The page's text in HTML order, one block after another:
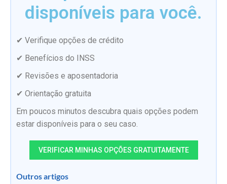
disponíveis para você.
✔ Verifique opções de crédito
✔ Benefícios do INSS
✔ Revisões e aposentadoria
✔ Orientação gratuita
Em poucos minutos descubra quais opções podem
estar disponíveis para o seu caso.
VERIFICAR MINHAS OPÇÕES GRATUITAMENTE
Outros artigos